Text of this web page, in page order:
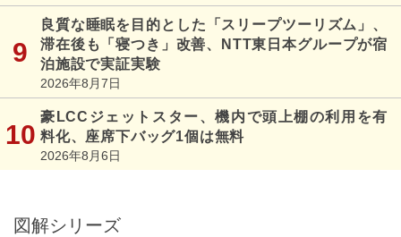
良質な睡眠を目的とした「スリープツーリズム」、
滞在後も「寝つき」改善、NTT東日本グループが宿
泊施設で実証実験
2026年8月7日
豪LCCジェットスター、機内で頭上棚の利用を有
料化、座席下バッグ1個は無料
2026年8月6日
図解シリーズ